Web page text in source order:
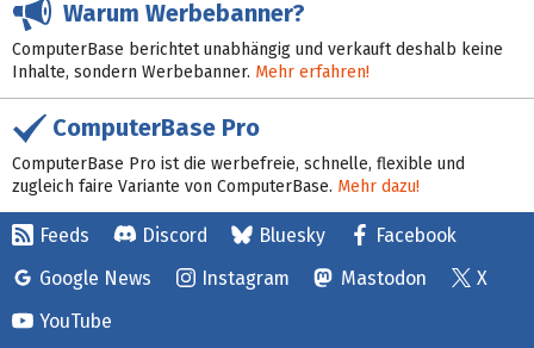
Warum Werbebanner?
ComputerBase berichtet unabhängig und verkauft deshalb keine
Inhalte, sondern Werbebanner. Mehr erfahren!
ComputerBase Pro
ComputerBase Pro ist die werbefreie, schnelle, flexible und
zugleich faire Variante von ComputerBase. Mehr dazu!
Feeds Discord Bluesky
Facebook
Google News
Instagram Mastodon
X
YouTube